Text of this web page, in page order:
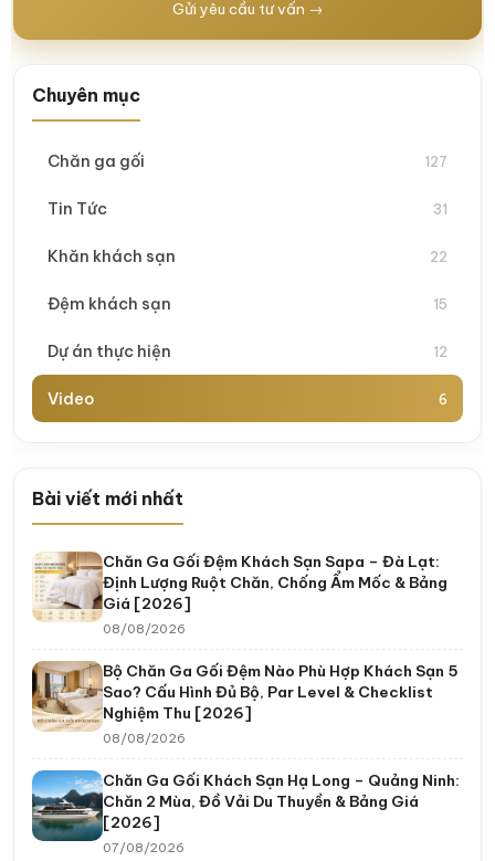
Gửi yêu cầu tư vấn →
Chuyên mục
Chăn ga gối 127
Tin Tức 31
Khăn khách sạn 22
Đệm khách sạn 15
Dự án thực hiện 12
Video 6
Bài viết mới nhất
Chăn Ga Gối Đệm Khách Sạn Sapa – Đà Lạt:
Định Lượng Ruột Chăn, Chống Ẩm Mốc & Bảng
Giá [2026]
08/08/2026
Bộ Chăn Ga Gối Đệm Nào Phù Hợp Khách Sạn 5
Sao? Cấu Hình Đủ Bộ, Par Level & Checklist
Nghiệm Thu [2026]
08/08/2026
Chăn Ga Gối Khách Sạn Hạ Long – Quảng Ninh:
Chăn 2 Mùa, Đồ Vải Du Thuyền & Bảng Giá
[2026]
07/08/2026